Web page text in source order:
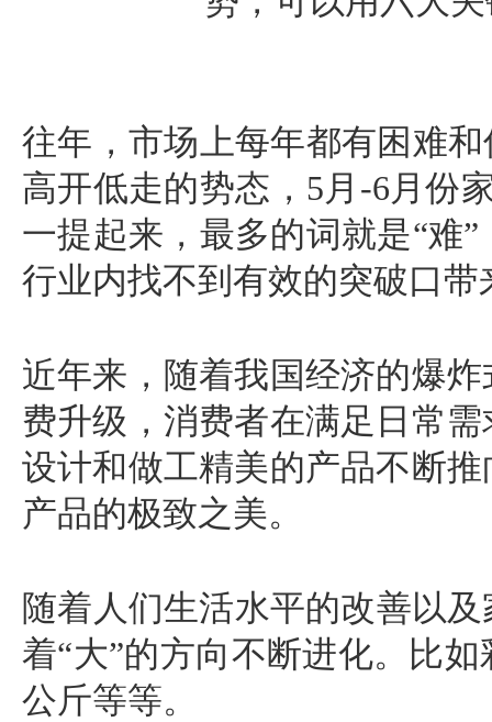
往年，市场上每年都有困难
高开低走的势态，5月-6月份
一提起来，最多的词就是“难
行业内找不到有效的突破口带
近年来，随着我国经济的爆
费升级，消费者在满足日常
设计和做工精美的产品不断
产品的极致之美。
随着人们生活水平的改善以
着“大”的方向不断进化。比
公斤等等。